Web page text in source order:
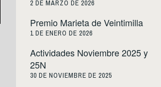
2 DE MARZO DE 2026
Premio Marieta de Veintimilla
1 DE ENERO DE 2026
Actividades Noviembre 2025 y
25N
30 DE NOVIEMBRE DE 2025